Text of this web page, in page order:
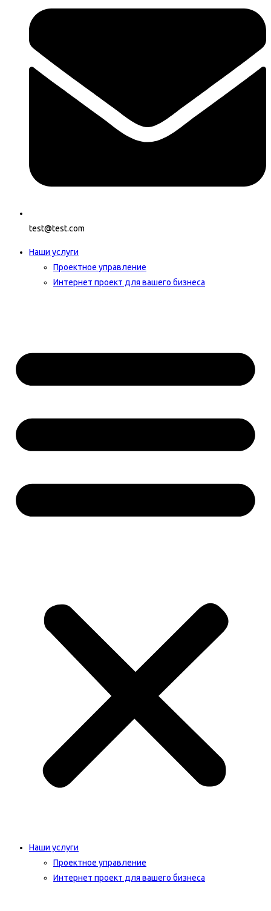
test@test.com
Наши услуги
Проектное управление
Интернет проект для вашего бизнеса​
Наши услуги
Проектное управление
Интернет проект для вашего бизнеса​